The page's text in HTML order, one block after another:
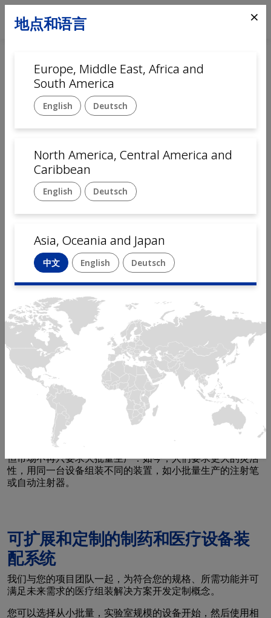
Automation
制药和医疗设备的装配解决
方案
在医疗设备方面，设备的可靠性和高质量对患者安全至关重
要。米克朗自动化的每一台设备都可以做到这一点。
无论是注射笔、自动注射器、吸入器、注射器、分子诊断还
是其他医疗设备，米克朗在自动化装配线方面的经验都提供
了非常高的可靠性和可扩展性。
米克朗在生命技术和医疗行业提供了无语伦比的专业水平。
米克朗数十年的工艺专业知识可帮助您最大限度地降低项目
风险，并快速将您的医疗装置推向市场。
我们在验证方面的丰富经验有助于您快速推进项目的执行，
因为我们支持您的FDA、GMP和GAMP 5的合规要求和监管
我们在市场上以设计用于复杂工艺的大规模生产的高性能装
配解决方案而闻名。
但市场不再只要求大批量生产：如今，人们要求更大的灵活
性，用同一台设备组装不同的装置，如小批量生产的注射笔
或自动注射器。
可扩展和定制的制药和医疗设备装
配系统
我们与您的项目团队一起，为符合您的规格、所需功能并可
满足未来需求的医疗组装解决方案开发定制概念。
您可以选择从小批量，实验室规模的设备开始，然后使用相
地点和语言 ⨯
Europe, Middle East, Africa and
South America
English Deutsch
North America, Central America and
Caribbean
English Deutsch
Asia, Oceania and Japan
中文 English Deutsch